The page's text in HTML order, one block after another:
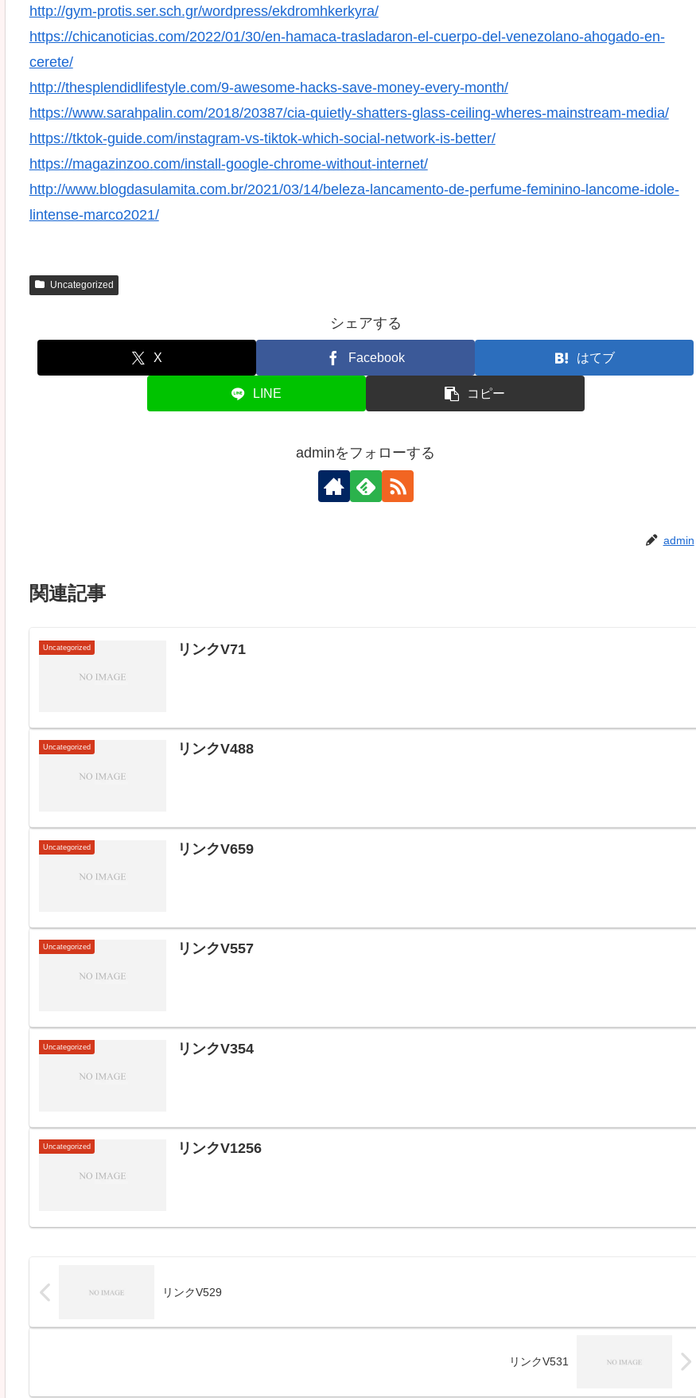
http://gym-protis.ser.sch.gr/wordpress/ekdromhkerkyra/
https://chicanoticias.com/2022/01/30/en-hamaca-trasladaron-el-cuerpo-del-venezolano-ahogado-en-
cerete/
http://thesplendidlifestyle.com/9-awesome-hacks-save-money-every-month/
https://www.sarahpalin.com/2018/20387/cia-quietly-shatters-glass-ceiling-wheres-mainstream-media/
https://tktok-guide.com/instagram-vs-tiktok-which-social-network-is-better/
https://magazinzoo.com/install-google-chrome-without-internet/
http://www.blogdasulamita.com.br/2021/03/14/beleza-lancamento-de-perfume-feminino-lancome-idole-
lintense-marco2021/
Uncategorized
シェアする
X Facebook はてブ
LINE コピー
adminをフォローする
admin
関連記事
Uncategorized リンクV71
Uncategorized リンクV488
Uncategorized リンクV659
Uncategorized リンクV557
Uncategorized リンクV354
Uncategorized リンクV1256
リンクV529
リンクV531